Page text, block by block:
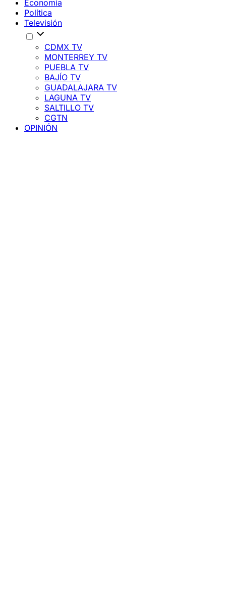
Economía
Política
Televisión
CDMX TV
MONTERREY TV
PUEBLA TV
BAJÍO TV
GUADALAJARA TV
LAGUNA TV
SALTILLO TV
CGTN
OPINIÓN